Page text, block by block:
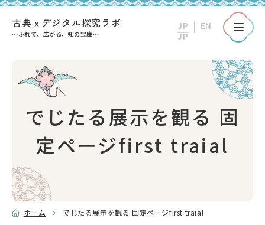
古典ｘデジタル探究ラボ
～ふれて、広がる、知の宝庫～
新着情報
名品ギャラリー
古典籍で遊ぼう！
表紙文様ギャラリー
でじたる展示を観る 固
定ページfirst traial
ホーム でじたる展示を観る 固定ページfirst traial